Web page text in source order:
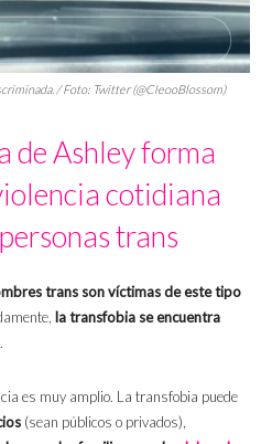
/ Foto: Twitter (@CleooBlossom)
de Ashley forma
cotidiana
trans
trans son víctimas de este tipo
la transfobia se encuentra
.
es muy amplio. La transfobia puede
(sean públicos o privados),